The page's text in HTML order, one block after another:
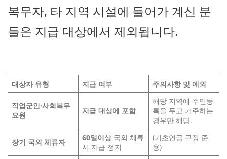
복무자, 타 지역 시설에 들어가 계신 분
들은 지급 대상에서 제외됩니다.
대상자 유형 지급 여부 주의사항 및 예외
직업군인·사회복무
요원
지급 대상에 포함
해당 지역에 주민등
록을 두고 거주하는
경우만 해당.
장기 국외 체류자 60일이상국외 체류
시 지급 정지
(기초연금 규정 준
용)